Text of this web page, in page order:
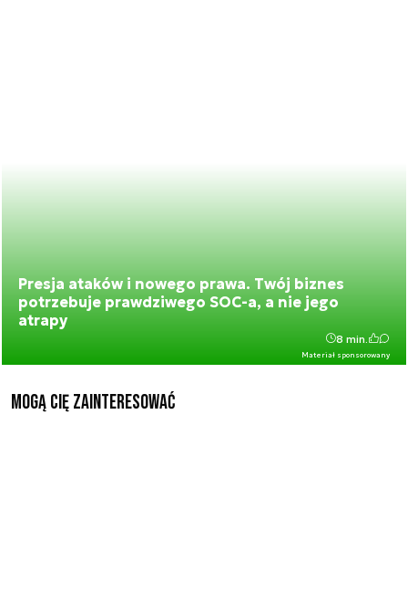
Presja ataków i nowego prawa. Twój biznes
potrzebuje prawdziwego SOC-a, a nie jego
atrapy
Materiał sponsorowany
8 min.
Mogą Cię zainteresować